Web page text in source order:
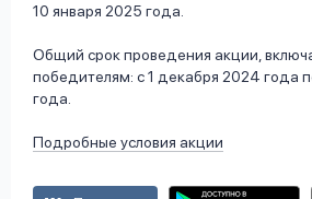
10 января 2025 года.
Общий срок проведения акции,
победителям: с 1 декабря 2024 года
года.
Подробные условия акции